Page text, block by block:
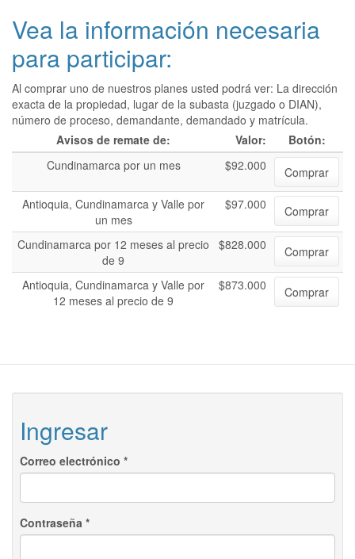
Vea la información necesaria
para participar:
Al comprar uno de nuestros planes usted podrá ver: La dirección
exacta de la propiedad, lugar de la subasta (juzgado o DIAN),
número de proceso, demandante, demandado y matrícula.
Avisos de remate de:
Valor:
Botón:
Cundinamarca por un mes
$92.000
Comprar
Antioquia, Cundinamarca y Valle por
un mes
$97.000 Comprar
Cundinamarca por 12 meses al precio
de 9
$828.000 Comprar
Antioquia, Cundinamarca y Valle por
12 meses al precio de 9
$873.000 Comprar
Ingresar
Correo electrónico *
Contraseña *